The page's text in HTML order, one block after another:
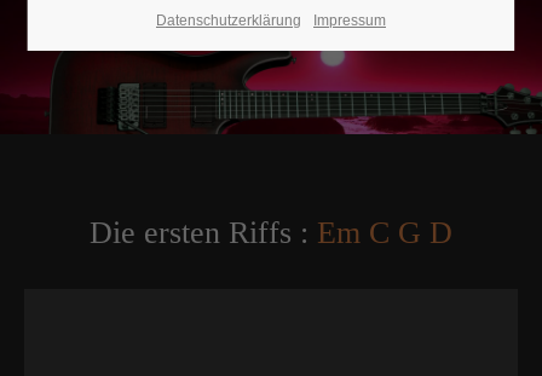
Die ersten Riffs : Em C G D
Datenschutzerklärung Impressum